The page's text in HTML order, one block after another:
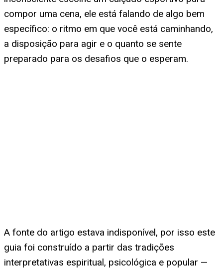
compor uma cena, ele está falando de algo bem
específico: o ritmo em que você está caminhando,
a disposição para agir e o quanto se sente
preparado para os desafios que o esperam.
A fonte do artigo estava indisponível, por isso este
guia foi construído a partir das tradições
interpretativas espiritual, psicológica e popular —